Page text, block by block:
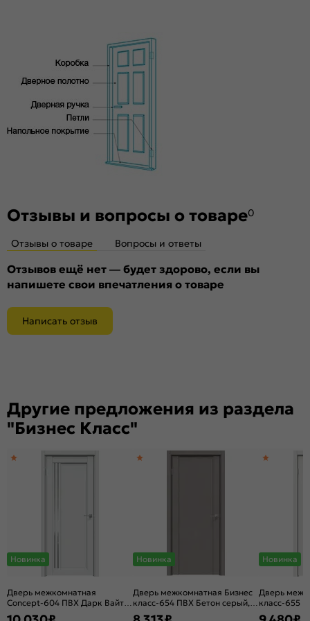
Износостойкость:
Пропускает свет:
Гарантия (лет):
Материал:
Композитный мебельный щит на основе
высококачественного соснового бруса и MDF.
Отзывы и вопросы о товаре0
Отзывы о товаре Вопросы и ответы
Отзывов ещё нет — будет здорово, если вы
напишете свои впечатления о товаре
Написать отзыв
Другие предложения из раздела
"Бизнес Класс"
Новинка
Дверь межкомнатная
Concept-604 ПВХ Дарк Вайт,
без декора, остекленная,
Новинка
Дверь межкомнатная Бизнес
класс-654 ПВХ Бетон серый,
без декора, глухая, без
Новинка
Дверь
класс-655
глухая, без